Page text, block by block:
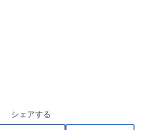
シェアする